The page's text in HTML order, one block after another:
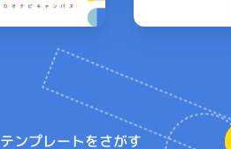
テンプレートをさがす